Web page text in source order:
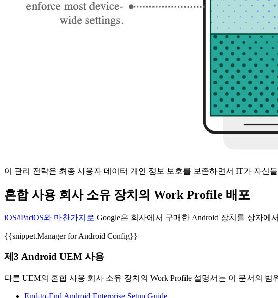
이 관리 전략은 최종 사용자 데이터 개인 정보 보호를 보존하면서 IT가 자
혼합 사용 회사 소유 장치의 Work Profile 배포
iOS/iPadOS와 마찬가지로 Google은 회사에서 구매한 Android 장치를 상자에
{{snippet.Manager for Android Config}}
제3 Android UEM 사용
다른 UEM의 혼합 사용 회사 소유 장치의 Work Profile 설명서는 이 문서의
End-to-End Android Enterprise Setup Guide